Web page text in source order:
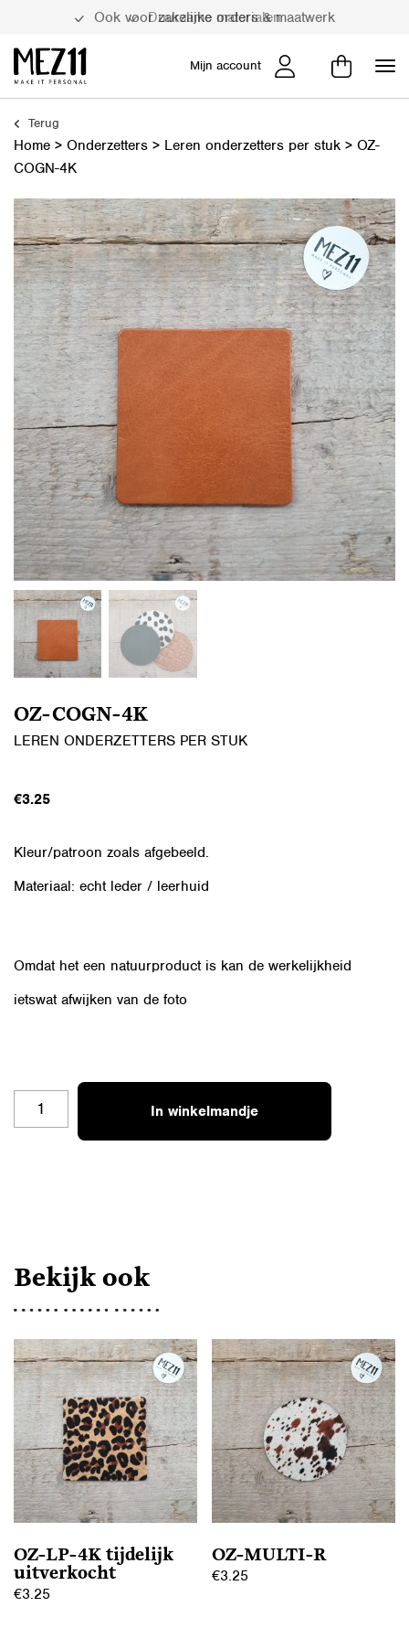
Duurzame materialen
Mijn account
Terug
Home > Onderzetters > Leren onderzetters per stuk > OZ-
COGN-4K
OZ-COGN-4K
LEREN ONDERZETTERS PER STUK
€3.25
Kleur/patroon zoals afgebeeld.
Materiaal: echt leder / leerhuid
Omdat het een natuurproduct is kan de werkelijkheid
ietswat afwijken van de foto
In winkelmandje
Bekijk ook
OZ-LP-4K tijdelijk
uitverkocht
€3.25
OZ-MULTI-R
€3.25